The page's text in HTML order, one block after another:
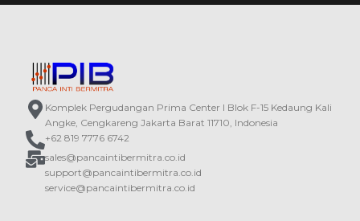
Komplek Pergudangan Prima Center I Blok F-15 Kedaung Kali
Angke, Cengkareng Jakarta Barat 11710, Indonesia
+62 819 7776 6742
sales@pancaintibermitra.co.id
support@pancaintibermitra.co.id
service@pancaintibermitra.co.id